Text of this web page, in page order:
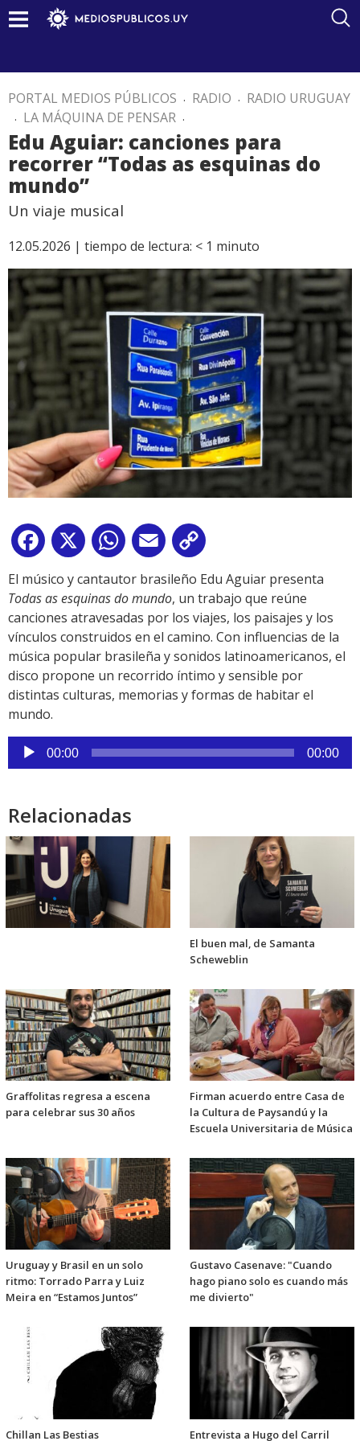
PORTAL MEDIOS PÚBLICOS . RADIO . RADIO URUGUAY
. LA MÁQUINA DE PENSAR .
Edu Aguiar: canciones para
recorrer “Todas as esquinas do
mundo”
Un viaje musical
12.05.2026 | tiempo de lectura: < 1 minuto
Facebook
X WhatsApp
Email
Link
El músico y cantautor brasileño Edu Aguiar presenta
Todas as esquinas do mundo, un trabajo que reúne
canciones atravesadas por los viajes, los paisajes y los
vínculos construidos en el camino. Con influencias de la
música popular brasileña y sonidos latinoamericanos, el
disco propone un recorrido íntimo y sensible por
distintas culturas, memorias y formas de habitar el
mundo.
Reproductor
de
00:00 00:00
Relacionadas
El buen mal, de Samanta
Scheweblin
Graffolitas regresa a escena
para celebrar sus 30 años
Firman acuerdo entre Casa de
la Cultura de Paysandú y la
Escuela Universitaria de Música
Uruguay y Brasil en un solo
ritmo: Torrado Parra y Luiz
Meira en “Estamos Juntos”
Gustavo Casenave: "Cuando
hago piano solo es cuando más
me divierto"
Chillan Las Bestias Entrevista a Hugo del Carril